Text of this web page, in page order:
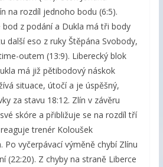
na rozdíl jednoho bodu (6:5).
bod z podání a Dukla má tři body
další eso z ruky Štěpána Svobody,
outem (13:9). Liberecký blok
má již pětibodový náskok
situace, útočí a je úspěšný,
za stavu 18:12. Zlín v závěru
skóre a přibližuje se na rozdíl tří
trenér Koloušek
Po vyčerpávací výměně chybí Zlínu
(22:20). Z chyby na straně Liberce